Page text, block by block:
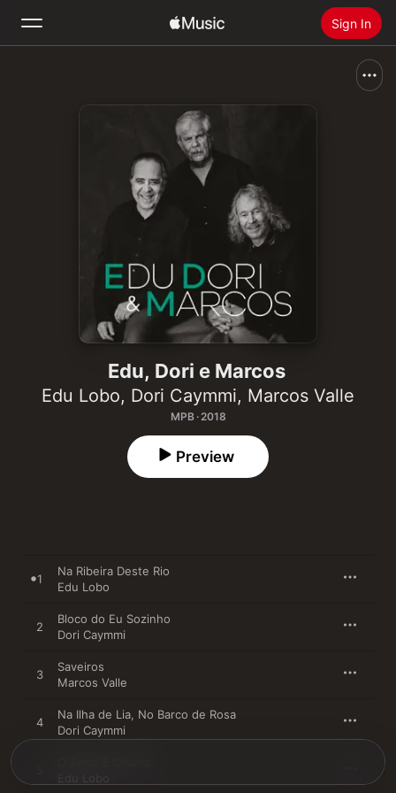
Sign In
Install Apple Music
Edu, Dori e Marcos
Edu Lobo, Dori Caymmi, Marcos Valle
MPB · 2018
Preview
1
Na Ribeira Deste Rio
Edu Lobo
2
Bloco do Eu Sozinho
Dori Caymmi
3
Saveiros
Marcos Valle
4
Na Ilha de Lia, No Barco de Rosa
Dori Caymmi